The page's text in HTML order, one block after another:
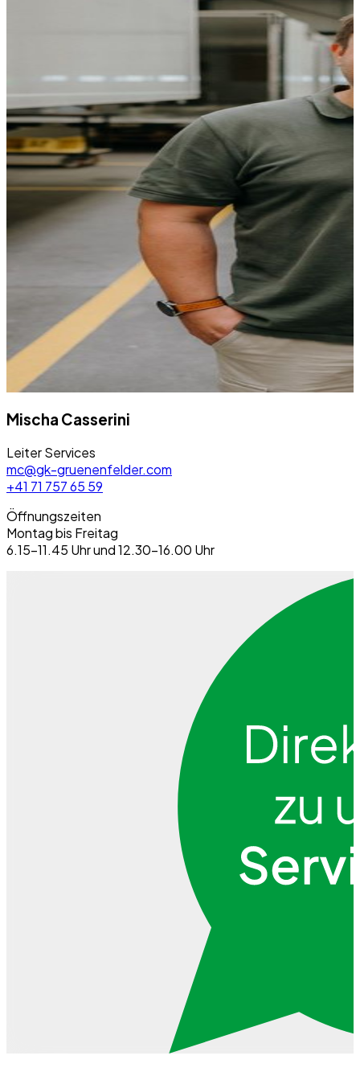
Mischa Casserini
Leiter Services
mc@gk-gruenenfelder.com
+41 71 757 65 59
Öffnungszeiten
Montag bis Freitag
6.15–11.45 Uhr und 12.30–16.00 Uhr